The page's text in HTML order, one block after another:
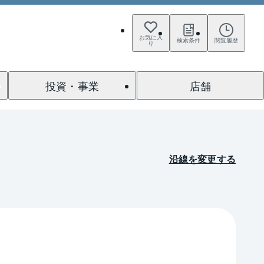
お気に入
り 検索条件 閲覧履歴
投資・事業 店舗
沿線を変更する